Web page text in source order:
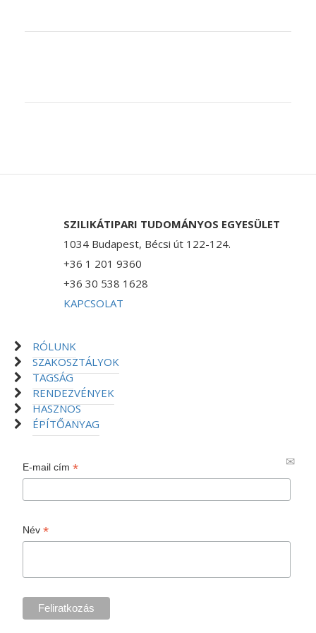
SZILIKÁTIPARI TUDOMÁNYOS EGYESÜLET
1034 Budapest, Bécsi út 122-124.
+36 1 201 9360
+36 30 538 1628
KAPCSOLAT
RÓLUNK
SZAKOSZTÁLYOK
TAGSÁG
RENDEZVÉNYEK
HASZNOS
ÉPÍTŐANYAG
E-mail cím*
Név*